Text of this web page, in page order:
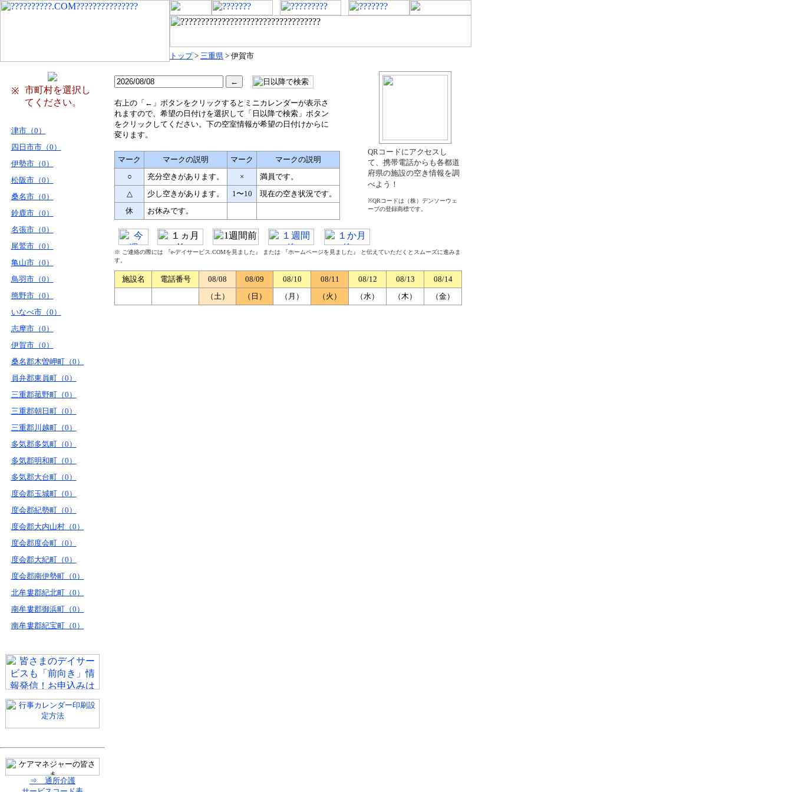
トップ> 三重県 > 伊賀市
※
市町村を選択し
てください。
津市（0）
四日市市（0）
伊勢市（0）
松阪市（0）
桑名市（0）
鈴鹿市（0）
名張市（0）
尾鷲市（0）
亀山市（0）
鳥羽市（0）
熊野市（0）
いなべ市（0）
志摩市（0）
伊賀市（0）
桑名郡木曽岬町（0）
員弁郡東員町（0）
三重郡菰野町（0）
三重郡朝日町（0）
三重郡川越町（0）
多気郡多気町（0）
多気郡明和町（0）
多気郡大台町（0）
度会郡玉城町（0）
度会郡紀勢町（0）
度会郡大内山村（0）
度会郡度会町（0）
度会郡大紀町（0）
度会郡南伊勢町（0）
北牟婁郡紀北町（0）
南牟婁郡御浜町（0）
南牟婁郡紀宝町（0）
⇒ 通所介護
右上の「←」ボタンをクリックするとミニカレンダーが表示さ
れますので、希望の日付けを選択して「日以降で検索」ボタン
をクリックしてください。下の空室情報が希望の日付けからに
変ります。
マーク マークの説明 マーク
マークの説明
○
充分空きがあります。 ×
満員です。
△
少し空きがあります。 1〜10
現在の空き状況です。
休
お休みです。
QRコードにアクセスし
て、携帯電話からも各都道
府県の施設の空き情報を調
べよう！
※QRコードは（株）デンソーウェ
ーブの登録商標です。
※ ご連絡の際には 『e-デイサービス.COMを見ました』 または 『ホームページを見ました』 と伝えていただくとスムーズに進みま
す。
施設名 電話番号 08/08 08/09 08/10 08/11 08/12 08/13
08/14
（土）
（日） （月） （火） （水） （木） （金）